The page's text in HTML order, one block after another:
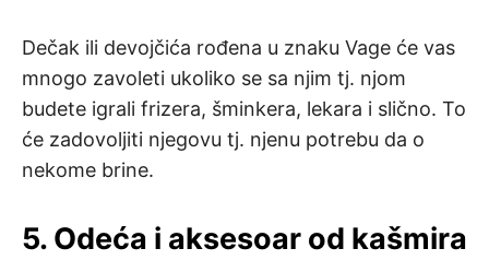
Dečak ili devojčića rođena u znaku Vage će vas
mnogo zavoleti ukoliko se sa njim tj. njom
budete igrali frizera, šminkera, lekara i slično. To
će zadovoljiti njegovu tj. njenu potrebu da o
nekome brine.
5. Odeća i aksesoar od kašmira